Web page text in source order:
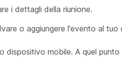
i dettagli della riunione.
o aggiungere l'evento al tuo
dispositivo mobile. A quel